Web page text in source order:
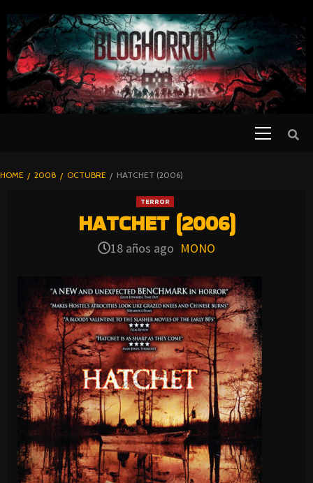
TO
CONTENT
BLOGHORROR
HOME 2008 OCTUBRE HATCHET (2006)
TERROR
HATCHET (2006)
18 años ago MONO